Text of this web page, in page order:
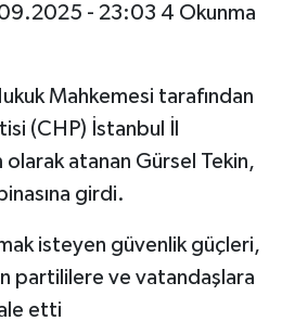
- 23:03 4 Okunma
Mahkemesi tarafından
(CHP) İstanbul İl
olarak atanan Gürsel Tekin,
girdi.
isteyen güvenlik güçleri,
partililere ve vatandaşlara
etti